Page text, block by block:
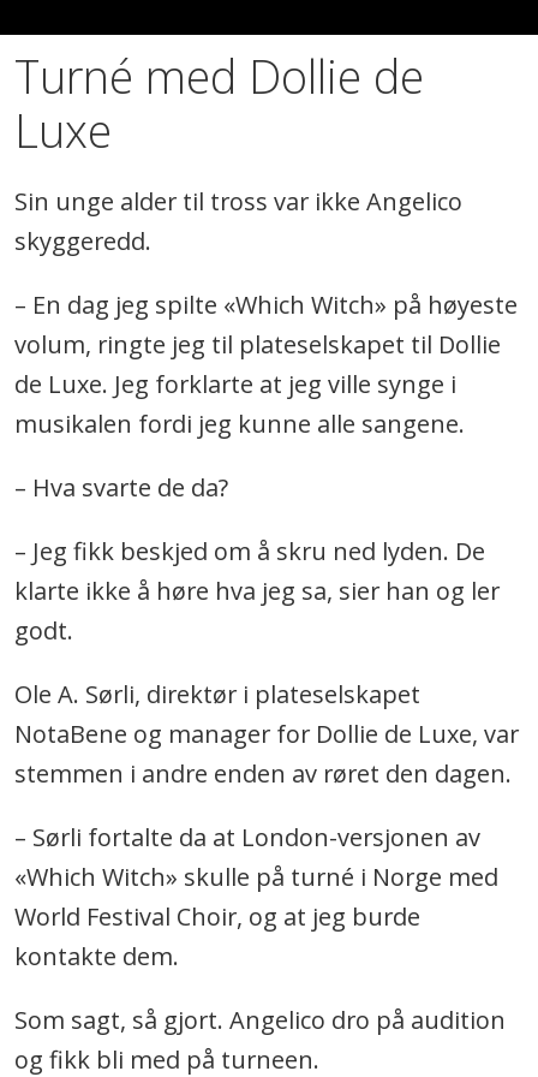
Turné med Dollie de
Luxe
Sin unge alder til tross var ikke Angelico
skyggeredd.
– En dag jeg spilte «Which Witch» på høyeste
volum, ringte jeg til plateselskapet til Dollie
de Luxe. Jeg forklarte at jeg ville synge i
musikalen fordi jeg kunne alle sangene.
– Hva svarte de da?
– Jeg fikk beskjed om å skru ned lyden. De
klarte ikke å høre hva jeg sa, sier han og ler
godt.
Ole A. Sørli, direktør i plateselskapet
NotaBene og manager for Dollie de Luxe, var
stemmen i andre enden av røret den dagen.
– Sørli fortalte da at London-versjonen av
«Which Witch» skulle på turné i Norge med
World Festival Choir, og at jeg burde
kontakte dem.
Som sagt, så gjort. Angelico dro på audition
og fikk bli med på turneen.